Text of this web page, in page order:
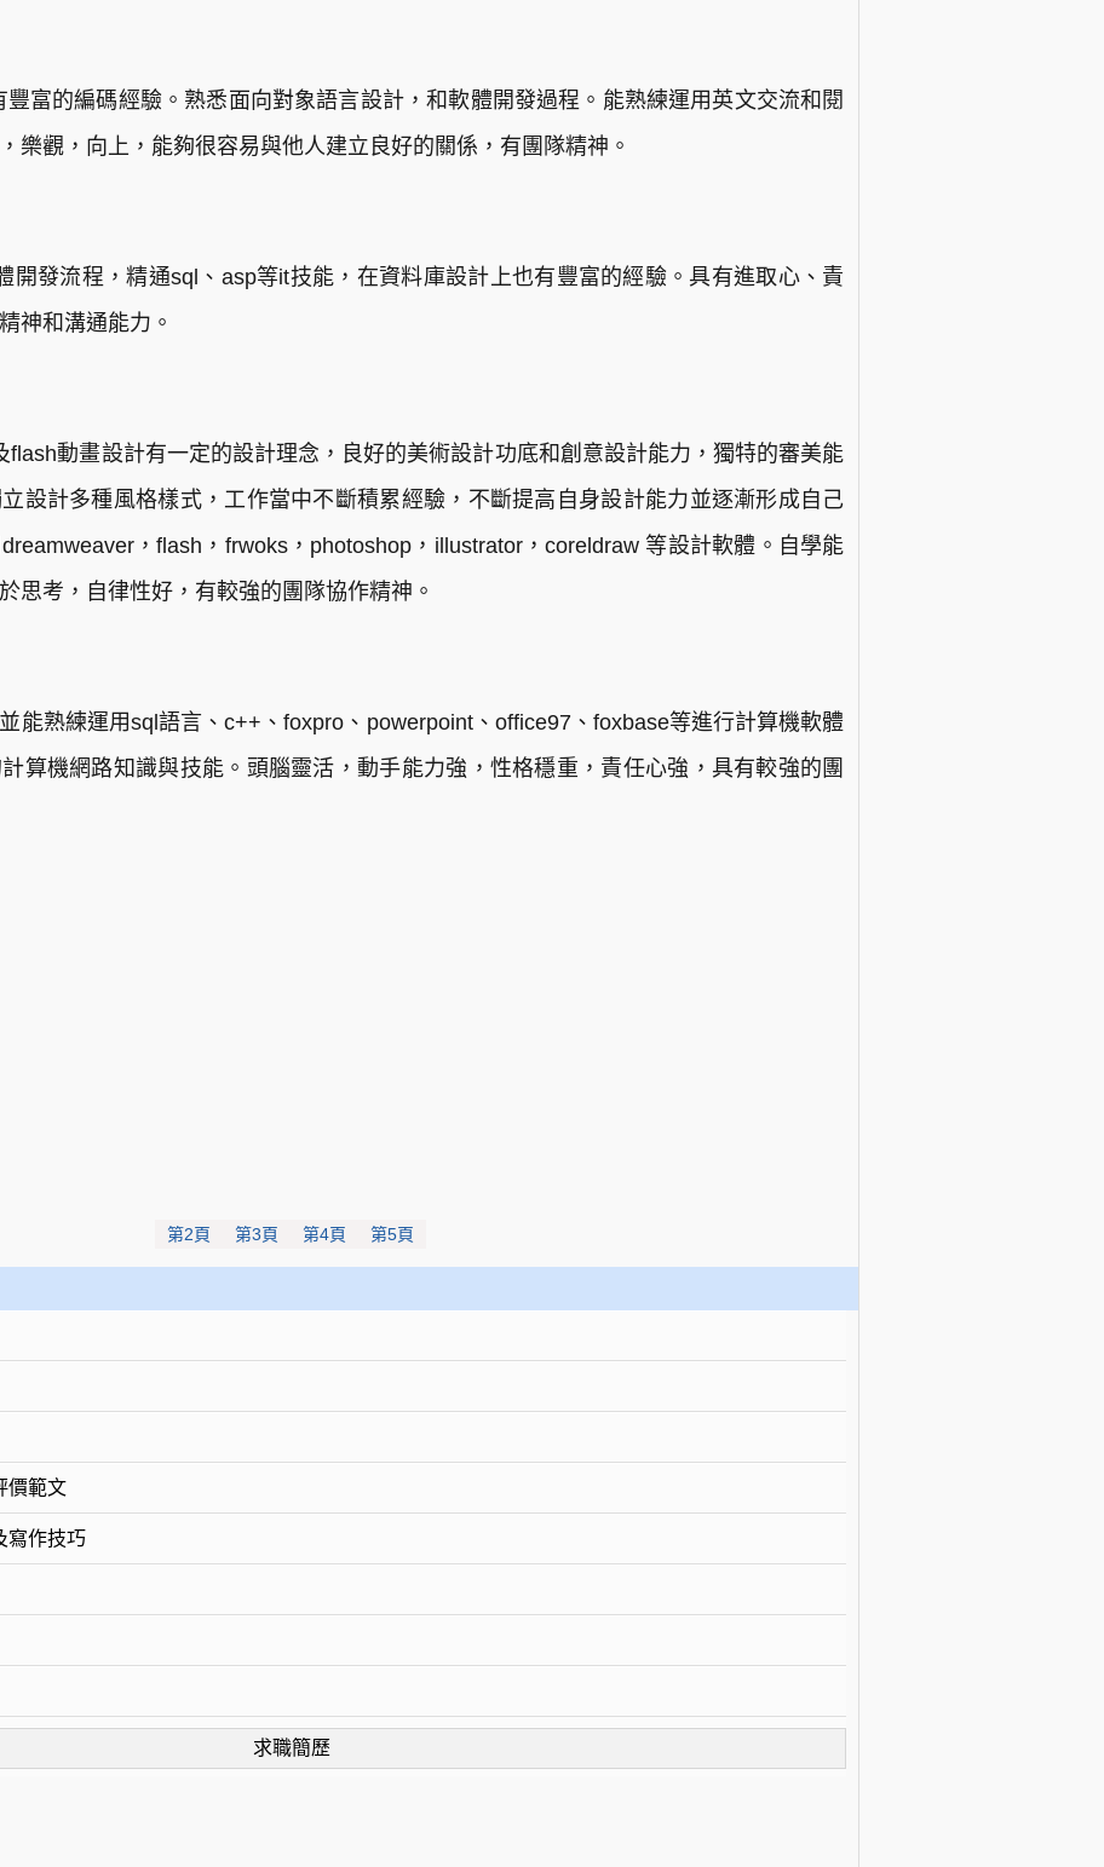
富的編碼經驗。熟悉面向對象語言設計，和軟體開發過程。能熟練運用英文交流和閱
樂觀，向上，能夠很容易與他人建立良好的關係，有團隊精神。
開發流程，精通sql、asp等it技能，在資料庫設計上也有豐富的經驗。具有進取心、責
神和溝通能力。
flash動畫設計有一定的設計理念，良好的美術設計功底和創意設計能力，獨特的審美能
設計多種風格樣式，工作當中不斷積累經驗，不斷提高自身設計能力並逐漸形成自己
，flash，frwoks，photoshop，illustrator，coreldraw 等設計軟體。自學能
思考，自律性好，有較強的團隊協作精神。
能熟練運用sql語言、c++、foxpro、powerpoint、office97、foxbase等進行計算機軟體
算機網路知識與技能。頭腦靈活，動手能力強，性格穩重，責任心強，具有較強的團
第2頁 第3頁 第4頁 第5頁
價範文
寫作技巧
求職簡歷